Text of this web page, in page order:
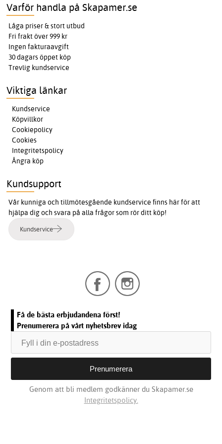
Varför handla på Skapamer.se
Låga priser & stort utbud
Fri frakt över 999 kr
Ingen fakturaavgift
30 dagars öppet köp
Trevlig kundservice
Viktiga länkar
Kundservice
Köpvillkor
Cookiepolicy
Cookies
Integritetspolicy
Ångra köp
Kundsupport
Vår kunniga och tillmötesgående kundservice finns här för att
hjälpa dig och svara på alla frågor som rör ditt köp!
Kundservice
Få de bästa erbjudandena först!
Prenumerera på vårt nyhetsbrev idag
Genom att bli medlem godkänner du Skapamer.se
Integritetspolicy.